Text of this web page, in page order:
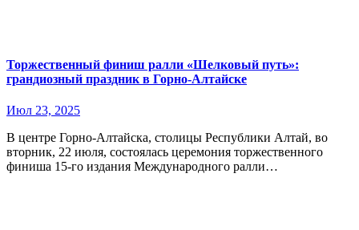
Торжественный финиш ралли «Шелковый путь»:
грандиозный праздник в Горно-Алтайске
Июл 23, 2025
В центре Горно-Алтайска, столицы Республики Алтай, во
вторник, 22 июля, состоялась церемония торжественного
финиша 15-го издания Международного ралли…